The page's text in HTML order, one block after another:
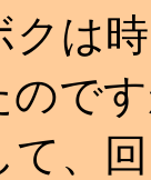
は
で
て、